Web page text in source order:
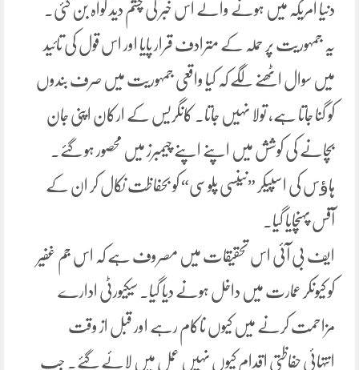
دنیا امریکہ میں ہونے والے اس خبر کی چشم دید گواہ بن گئی۔
یہ جمہوریت پر حملہ کے مترادف قرار پایا اور اس قول کی تائید
میں سوال اٹھنے لگے کہ کیا واقعی جمہوریت میں صرف بندوں
کو گنا جاتا ہے، تولا نہیں جاتا۔ کانگریس کے ارکان اپنی جان
بچانے کی کوشش میں اپنے اپنے چیمبرز میں محصور ہو گئے۔
ہاﺅس کی اسپیکر ”نینسی پلوسی“ کو بحفاظت نکال کر ان کے
آفس پہنچایا گیا۔
ایف بی آئی اس تحقیقات میں مصروف ہے کہ اس جم غفیر
کو کیونکر عمارت میں داخل ہونے دیا گیا۔ سیکیورٹی ادارے
مزاحمت کرنے میں کیوں ناکام رہے اور قبل از وقت
انتہائی حفاظتی اقدام کیوں نہیں عمل میں لائے گئے۔ جب